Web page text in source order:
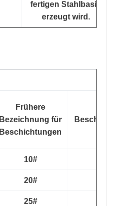
fertigen Stahlbasis
erzeugt wird.
Frühere
Bezeichnung für
Beschichtungen
10#
20#
25#